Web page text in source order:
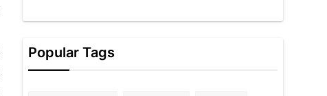
Popular Tags